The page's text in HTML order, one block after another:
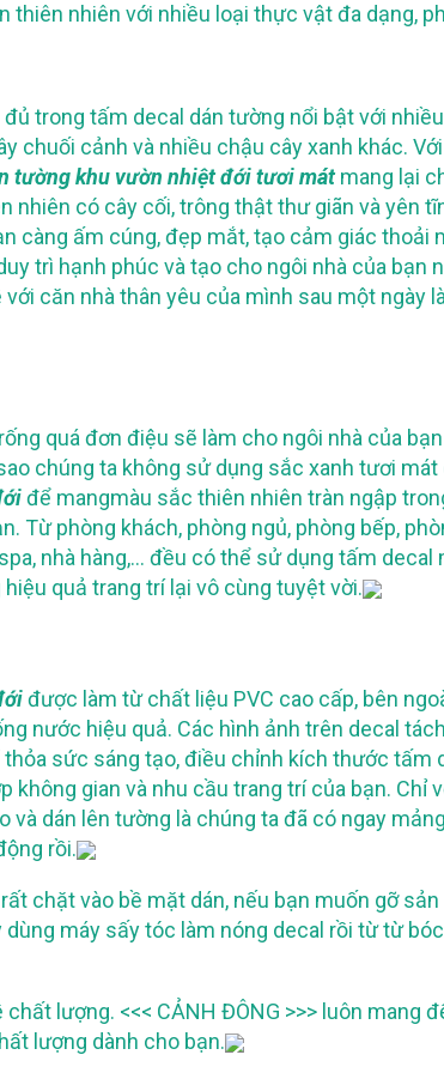
thiên nhiên với nhiều loại thực vật đa dạng,
trong tấm decal dán tường nổi bật với
chuối cảnh và nhiều chậu cây xanh khác.
tường khu vườn nhiệt đới tươi mátmang lại
nhiên có cây cối, trông thật thư giãn và yên
càng ấm cúng, đẹp mắt, tạo cảm giác thoải
trì hạnh phúc và tạo cho ngôi nhà của bạn
căn nhà thân yêu của mình sau một ngày
quá đơn điệu sẽ làm cho ngôi nhà của
chúng ta không sử dụng sắc xanh tươi mát
để mangmàu sắc thiên nhiên tràn ngập
Từ phòng khách, phòng ngủ, phòng bếp,
nhà hàng,… đều có thể sử dụng tấm decal
quả trang trí lại vô cùng tuyệt vời.
được làm từ chất liệu PVC cao cấp, bên
nước hiệu quả. Các hình ảnh trên decal
sức sáng tạo, điều chỉnh kích thước tấm
không gian và nhu cầu trang trí của bạn. Chỉ
và dán lên tường là chúng ta đã có ngay mảng
rồi.
chặt vào bề mặt dán, nếu bạn muốn gỡ sản
máy sấy tóc làm nóng decal rồi từ từ
lượng. <<< CẢNH ĐÔNG >>> luôn mang
lượng dành cho bạn.